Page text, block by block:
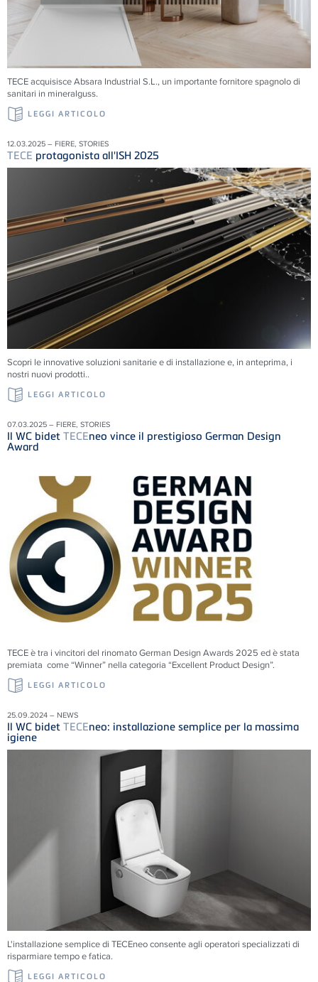
TECE acquisisce Absara Industrial S.L., un importante fornitore spagnolo di
sanitari in mineralguss.
LEGGI ARTICOLO
12.03.2025 – FIERE, STORIES
TECE protagonista all'ISH 2025
Scopri le innovative soluzioni sanitarie e di installazione e, in anteprima, i
nostri nuovi prodotti..
LEGGI ARTICOLO
07.03.2025 – FIERE, STORIES
Il WC bidet TECEneo vince il prestigioso German Design
Award
TECE è tra i vincitori del rinomato German Design Awards 2025 ed è stata
premiata come “Winner” nella categoria “Excellent Product Design”.
LEGGI ARTICOLO
25.09.2024 – NEWS
Il WC bidet TECEneo: installazione semplice per la massima
igiene
L'installazione semplice di TECEneo consente agli operatori specializzati di
risparmiare tempo e fatica.
LEGGI ARTICOLO